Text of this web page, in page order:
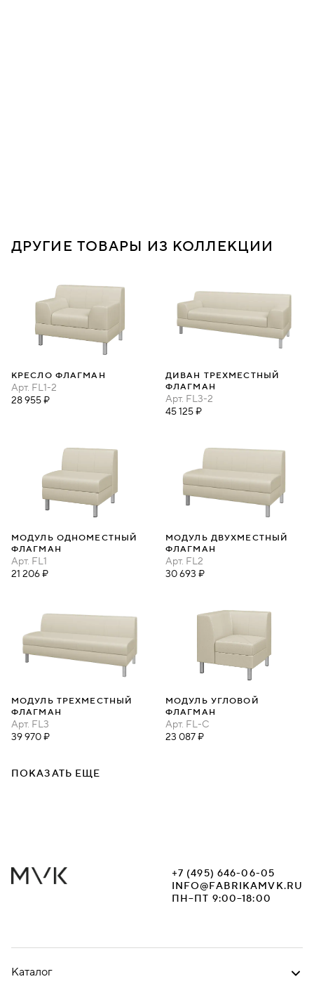
ДРУГИЕ ТОВАРЫ ИЗ КОЛЛЕКЦИИ
КРЕСЛО ФЛАГМАН
Арт. FL1-2
28 955 ₽
ДИВАН ТРЕХМЕСТНЫЙ
ФЛАГМАН
Арт. FL3-2
45 125 ₽
МОДУЛЬ ОДНОМЕСТНЫЙ
ФЛАГМАН
Арт. FL1
21 206 ₽
МОДУЛЬ ДВУХМЕСТНЫЙ
ФЛАГМАН
Арт. FL2
30 693 ₽
МОДУЛЬ ТРЕХМЕСТНЫЙ
ФЛАГМАН
Арт. FL3
39 970 ₽
МОДУЛЬ УГЛОВОЙ
ФЛАГМАН
Арт. FL-C
23 087 ₽
ПОКАЗАТЬ ЕЩЕ
+7 (495) 646-06-05
INFO@FABRIKAMVK.RU
ПН–ПТ 9:00–18:00
Каталог